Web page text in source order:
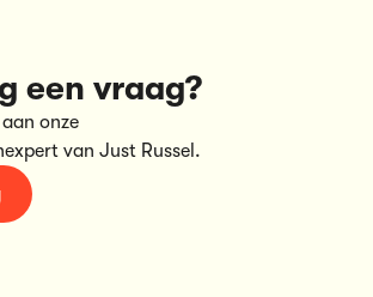
een vraag?
onze
van Just Russel.